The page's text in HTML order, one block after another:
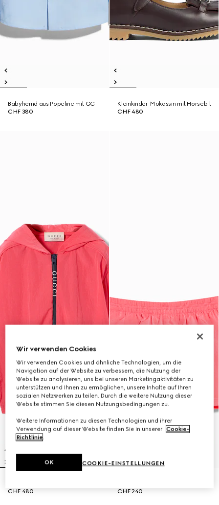
Babyhemd aus Popeline mit GG
CHF 380
Kleinkinder-Mokassin mit Horsebit
CHF 480
CHF 480
CHF 240
Wir verwenden Cookies
Wir verwenden Cookies und ähnliche Technologien, um die
Navigation auf der Website zu verbessern, die Nutzung der
Website zu analysieren, uns bei unseren Marketingaktivitäten zu
unterstützen und Ihnen zu ermöglichen, unsere Inhalte auf Ihren
sozialen Netzwerken zu teilen. Durch die weitere Nutzung dieser
Website stimmen Sie diesen Nutzungsbedingungen zu.
Weitere Informationen zu diesen Technologien und ihrer
Verwendung auf dieser Website finden Sie in unserer Cookie-
Richtlinie.
COOKIE-EINSTELLUNGEN
OK